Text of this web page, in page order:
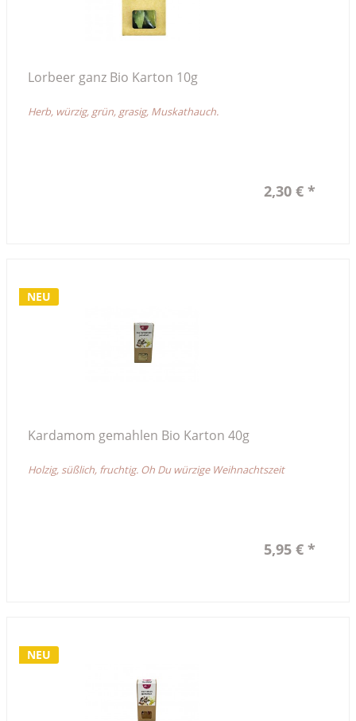
Lorbeer ganz Bio Karton 10g
Herb, würzig, grün, grasig, Muskathauch.
2,30 € *
NEU
Kardamom gemahlen Bio Karton 40g
Holzig, süßlich, fruchtig. Oh Du würzige Weihnachtszeit
5,95 € *
NEU